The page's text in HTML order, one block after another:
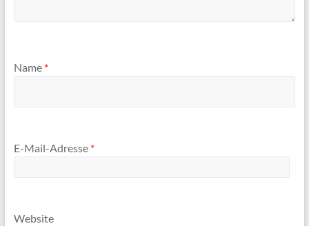
Name *
E-Mail-Adresse *
Website